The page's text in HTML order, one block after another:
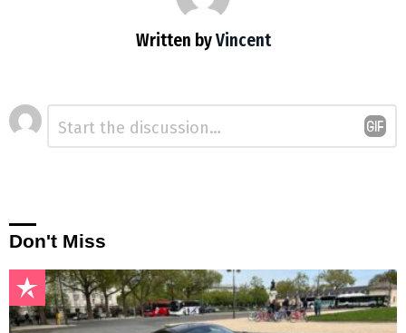
Written byVincent
Laisser
un
commentaire
Don't Miss